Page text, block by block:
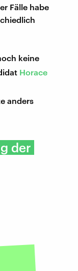
Fälle habe
keine
Horace
anders
der